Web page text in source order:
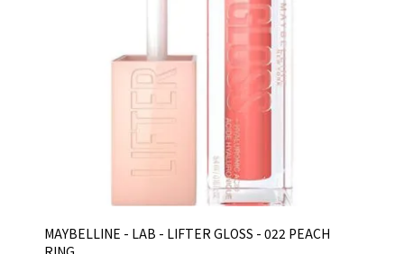
MAYBELLINE - LAB - LIFTER GLOSS - 022 PEACH